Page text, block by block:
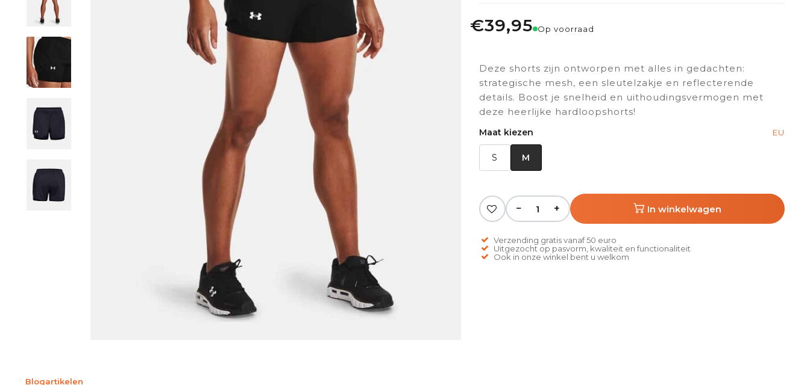
€39,95 Op voorraad
Deze shorts zijn ontworpen met alles in gedachten:
strategische mesh, een sleutelzakje en reflecterende
details. Boost je snelheid en uithoudingsvermogen met
deze heerlijke hardloopshorts!
Maat kiezen EU
S M
− + In winkelwagen
Verzending gratis vanaf 50 euro
Uitgezocht op pasvorm, kwaliteit en functionaliteit
Ook in onze winkel bent u welkom
Blogartikelen